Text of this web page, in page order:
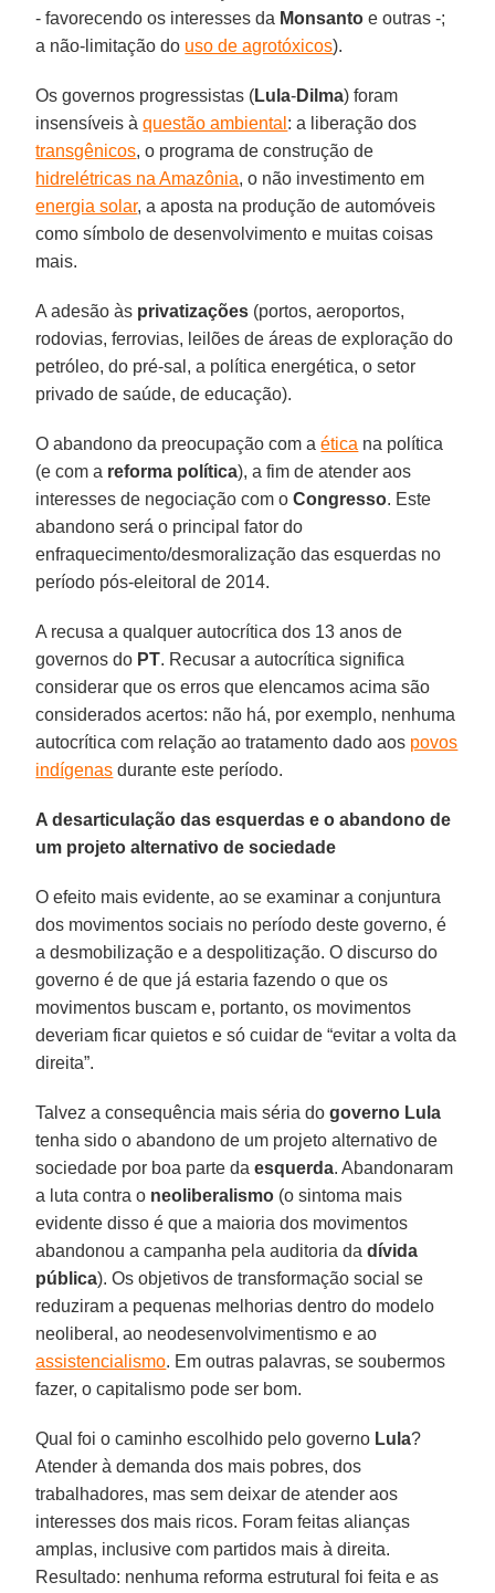
- favorecendo os interesses da Monsanto e outras -;
a não-limitação do uso de agrotóxicos).
Os governos progressistas (Lula-Dilma) foram
insensíveis àquestão ambiental : a liberação dos
transgênicos, o programa de construção de
hidrelétricas na Amazônia, o não investimento em
energia solar, a aposta na produção de automóveis
como símbolo de desenvolvimento e muitas coisas
mais.
A adesão às privatizações (portos, aeroportos,
rodovias, ferrovias, leilões de áreas de exploração do
petróleo, do pré-sal, a política energética, o setor
privado de saúde, de educação).
O abandono da preocupação com aética na política
(e com a reforma política), a fim de atender aos
interesses de negociação com oCongresso. Este
abandono será o principal fator do
enfraquecimento/desmoralização das esquerdas no
período pós-eleitoral de 2014.
A recusa a qualquer autocrítica dos 13 anos de
governos do PT. Recusar a autocrítica significa
considerar que os erros que elencamos acima são
considerados acertos: não há, por exemplo, nenhuma
autocrítica com relação ao tratamento dado aos povos
indígenas durante este período.
A desarticulação das esquerdas e o abandono de
um projeto alternativo de sociedade
O efeito mais evidente, ao se examinar a conjuntura
dos movimentos sociais no período deste governo, é
a desmobilização e a despolitização. O discurso do
governo é de que já estaria fazendo o que os
movimentos buscam e, portanto, os movimentos
deveriam ficar quietos e só cuidar de “evitar a volta da
direita”.
Talvez a consequência mais séria dogoverno Lula
tenha sido o abandono de um projeto alternativo de
sociedade por boa parte daesquerda. Abandonaram
a luta contra o neoliberalismo (o sintoma mais
evidente disso é que a maioria dos movimentos
abandonou a campanha pela auditoria dadívida
pública). Os objetivos de transformação social se
reduziram a pequenas melhorias dentro do modelo
neoliberal, ao neodesenvolvimentismo e ao
assistencialismo. Em outras palavras, se soubermos
fazer, o capitalismo pode ser bom.
Qual foi o caminho escolhido pelo governo Lula?
Atender à demanda dos mais pobres, dos
trabalhadores, mas sem deixar de atender aos
interesses dos mais ricos. Foram feitas alianças
amplas, inclusive com partidos mais à direita.
Resultado: nenhuma reforma estrutural foi feita e as